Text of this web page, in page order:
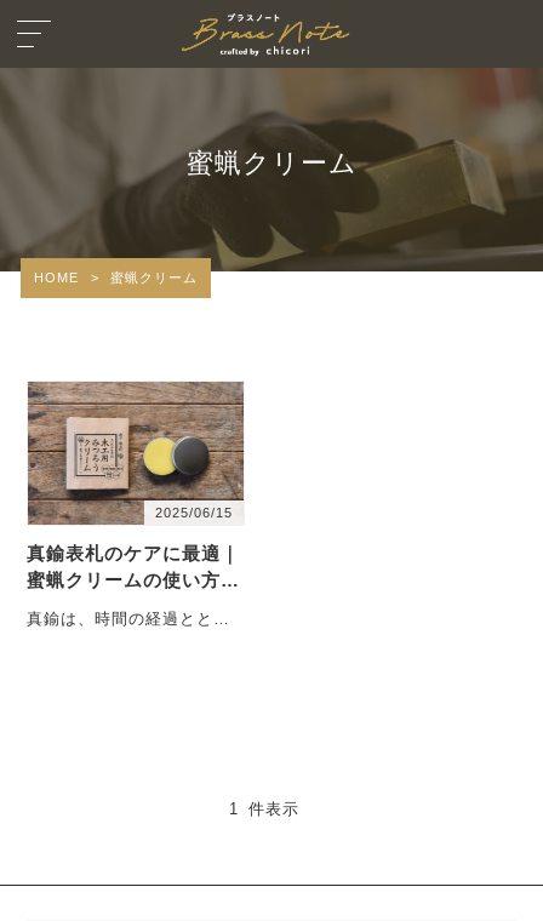
蜜蝋クリーム
HOME > 蜜蝋クリーム
2025/06/15
真鍮表札のケアに最適｜
蜜蝋クリームの使い方と
注意点まとめ
真鍮は、時間の経過ととも
1 件表示